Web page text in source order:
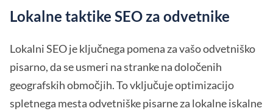
Lokalne taktike SEO za odvetnike
Lokalni SEO je ključnega pomena za vašo odvetniško
pisarno, da se usmeri na stranke na določenih
geografskih območjih. To vključuje optimizacijo
spletnega mesta odvetniške pisarne za lokalne iskalne